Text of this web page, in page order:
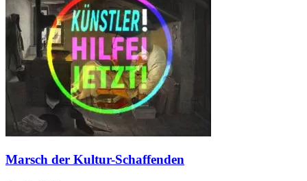
Marsch der Kultur-Schaffenden